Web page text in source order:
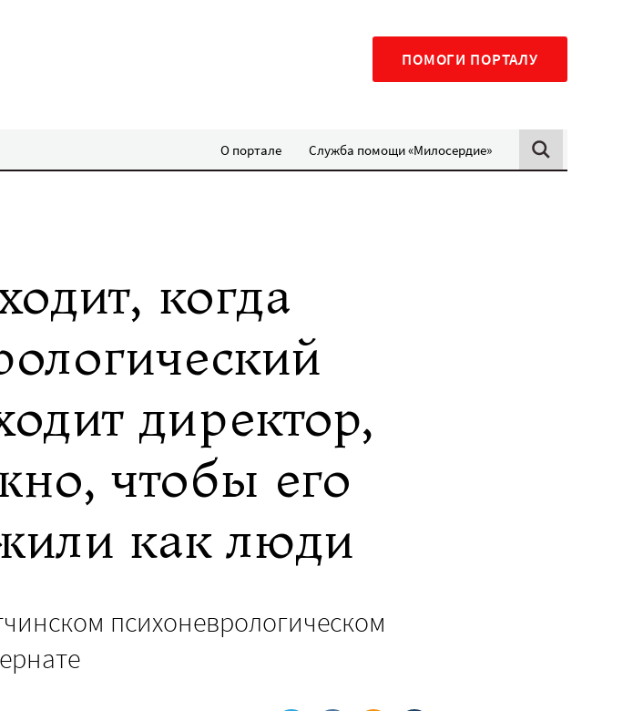
ПОМОГИ ПОРТАЛУ
О портале Служба помощи «Милосердие»
когда
директор,
чтобы его
как люди
психоневрологическом